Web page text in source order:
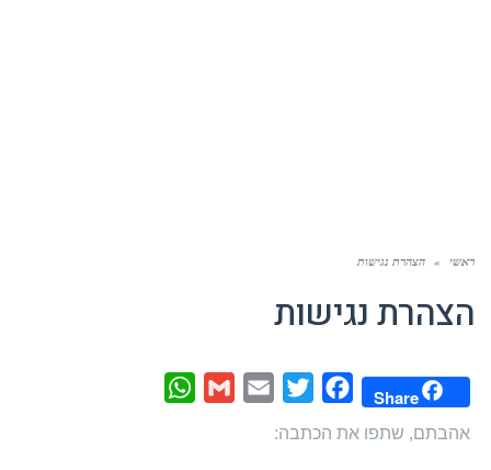
ראשי » הצהרת נגישות
הצהרת נגישות
Share
Facebook
Twitter
Email
Gmail
אהבתם, שתפו את הכתבה: